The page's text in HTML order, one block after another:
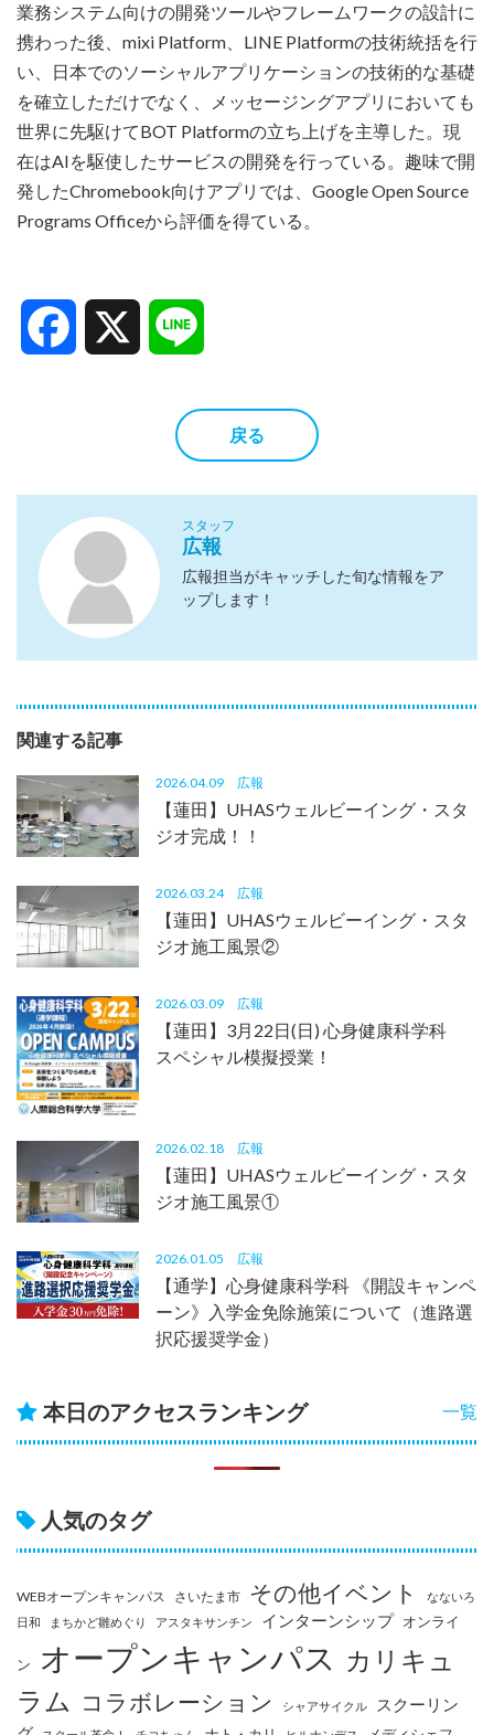
業務システム向けの開発ツールやフレームワークの設計に
携わった後、mixi Platform、LINE Platformの技術統括を行
い、日本でのソーシャルアプリケーションの技術的な基礎
を確立しただけでなく、メッセージングアプリにおいても
世界に先駆けてBOT Platformの立ち上げを主導した。現
在はAIを駆使したサービスの開発を行っている。趣味で開
発したChromebook向けアプリでは、Google Open Source
Programs Officeから評価を得ている。
Facebook
戻る
スタッフ
広報
広報担当がキャッチした旬な情報をア
ップします！
関連する記事
2026.04.09 広報
【蓮田】UHASウェルビーイング・スタ
ジオ完成！！
2026.03.24 広報
【蓮田】UHASウェルビーイング・スタ
ジオ施工風景②
2026.03.09 広報
【蓮田】3月22日(日) 心身健康科学科
スペシャル模擬授業！
2026.02.18 広報
【蓮田】UHASウェルビーイング・スタ
ジオ施工風景①
2026.01.05 広報
【通学】心身健康科学科 《開設キャンペ
ーン》入学金免除施策について（進路選
択応援奨学金）
一覧
本日のアクセスランキング
人気のタグ
WEBオープンキャンパス さいたま市 その他イベント
なないろ
日和
まちかど雛めぐり アスタキサンチン インターンシップ オンライ
ン オープンキャンパス カリキュ
ラム コラボレーション シャアサイクル
スクーリン